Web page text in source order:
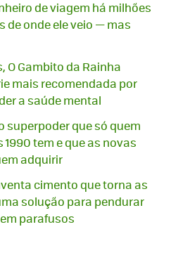
de viagem há milhões
de onde ele veio — mas
O Gambito da Rainha
mais recomendada por
a saúde mental
superpoder que só quem
tem e que as novas
adquirir
cimento que torna as
solução para pendurar
parafusos